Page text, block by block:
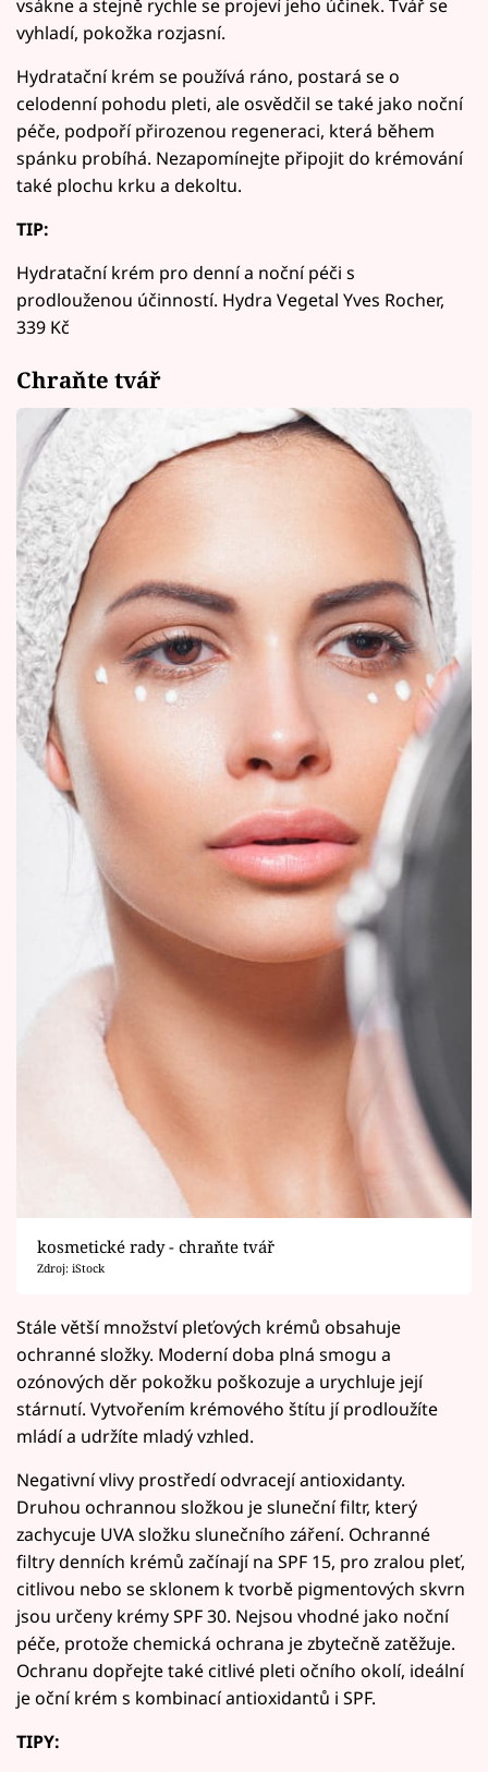
vsákne a stejně rychle se projeví jeho účinek. Tvář se
vyhladí, pokožka rozjasní.
Hydratační krém se používá ráno, postará se o
celodenní pohodu pleti, ale osvědčil se také jako noční
péče, podpoří přirozenou regeneraci, která během
spánku probíhá. Nezapomínejte připojit do krémování
také plochu krku a dekoltu.
TIP:
Hydratační krém pro denní a noční péči s
prodlouženou účinností. Hydra Vegetal Yves Rocher,
339 Kč
Chraňte tvář
kosmetické rady - chraňte tvář
Zdroj: iStock
Stále větší množství pleťových krémů obsahuje
ochranné složky. Moderní doba plná smogu a
ozónových děr pokožku poškozuje a urychluje její
stárnutí. Vytvořením krémového štítu jí prodloužíte
mládí a udržíte mladý vzhled.
Negativní vlivy prostředí odvracejí antioxidanty.
Druhou ochrannou složkou je sluneční filtr, který
zachycuje UVA složku slunečního záření. Ochranné
filtry denních krémů začínají na SPF 15, pro zralou pleť,
citlivou nebo se sklonem k tvorbě pigmentových skvrn
jsou určeny krémy SPF 30. Nejsou vhodné jako noční
péče, protože chemická ochrana je zbytečně zatěžuje.
Ochranu dopřejte také citlivé pleti očního okolí, ideální
je oční krém s kombinací antioxidantů i SPF.
TIPY: